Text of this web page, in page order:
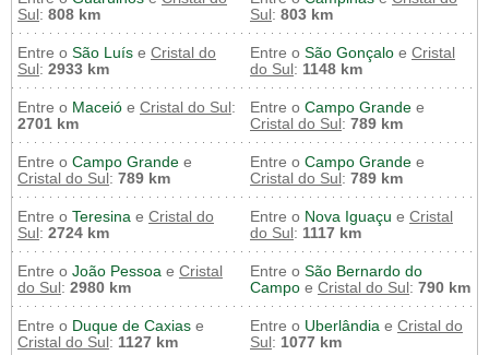
Sul : 808 km
Sul : 803 km
Entre o São Luís e Cristal do
Sul : 2933 km
Entre o São Gonçalo e Cristal
do Sul : 1148 km
Entre o Maceió e Cristal do Sul :
2701 km
Entre o Campo Grande e
Cristal do Sul : 789 km
Entre o Campo Grande e
Cristal do Sul : 789 km
Entre o Campo Grande e
Cristal do Sul : 789 km
Entre o Teresina e Cristal do
Sul : 2724 km
Entre o Nova Iguaçu e Cristal
do Sul : 1117 km
Entre o João Pessoa e Cristal
do Sul : 2980 km
Entre o São Bernardo do
Campo e Cristal do Sul : 790 km
Entre o Duque de Caxias e
Cristal do Sul : 1127 km
Entre o Uberlândia e Cristal do
Sul : 1077 km